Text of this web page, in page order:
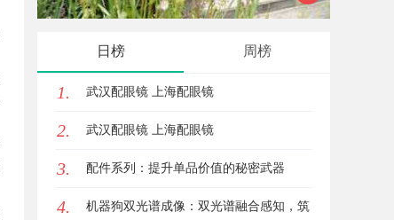
日榜 周榜
1. 武汉配眼镜 上海配眼镜
2. 武汉配眼镜 上海配眼镜
3. 配件系列：提升单品价值的秘密武器
4. 机器狗双光谱成像：双光谱融合感知，筑